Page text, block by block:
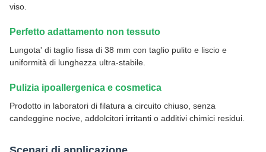
viso.
Perfetto adattamento non tessuto
Lungota' di taglio fissa di 38 mm con taglio pulito e liscio e
uniformità di lunghezza ultra-stabile.
Pulizia ipoallergenica e cosmetica
Prodotto in laboratori di filatura a circuito chiuso, senza
candeggine nocive, addolcitori irritanti o additivi chimici residui.